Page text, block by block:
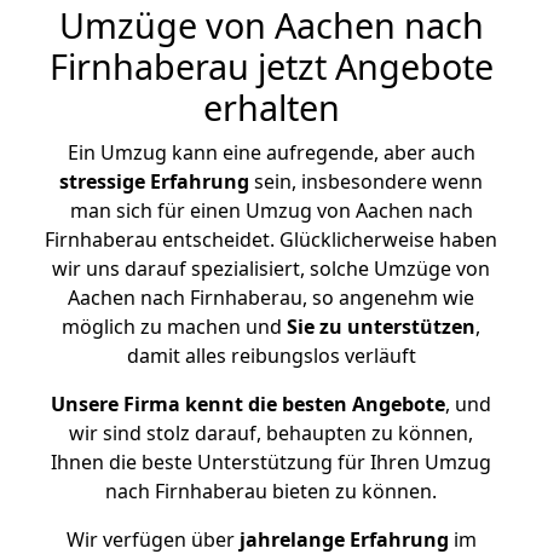
Umzüge von Aachen nach
Firnhaberau jetzt Angebote
erhalten
Ein Umzug kann eine aufregende, aber auch
stressige Erfahrung sein, insbesondere wenn
man sich für einen Umzug von Aachen nach
Firnhaberau entscheidet. Glücklicherweise haben
wir uns darauf spezialisiert, solche Umzüge von
Aachen nach Firnhaberau, so angenehm wie
möglich zu machen und Sie zu unterstützen,
damit alles reibungslos verläuft
Unsere Firma kennt die besten Angebote, und
wir sind stolz darauf, behaupten zu können,
Ihnen die beste Unterstützung für Ihren Umzug
nach Firnhaberau bieten zu können.
Wir verfügen überjahrelange Erfahrung im